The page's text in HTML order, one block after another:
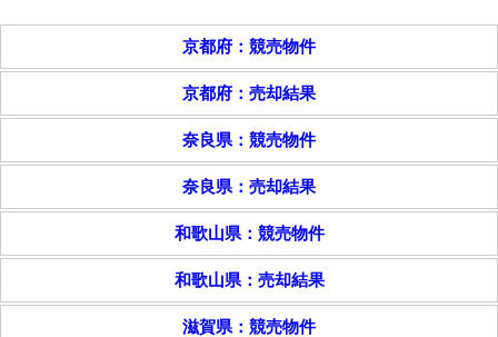
京都府：競売物件
京都府：売却結果
奈良県：競売物件
奈良県：売却結果
和歌山県：競売物件
和歌山県：売却結果
滋賀県：競売物件